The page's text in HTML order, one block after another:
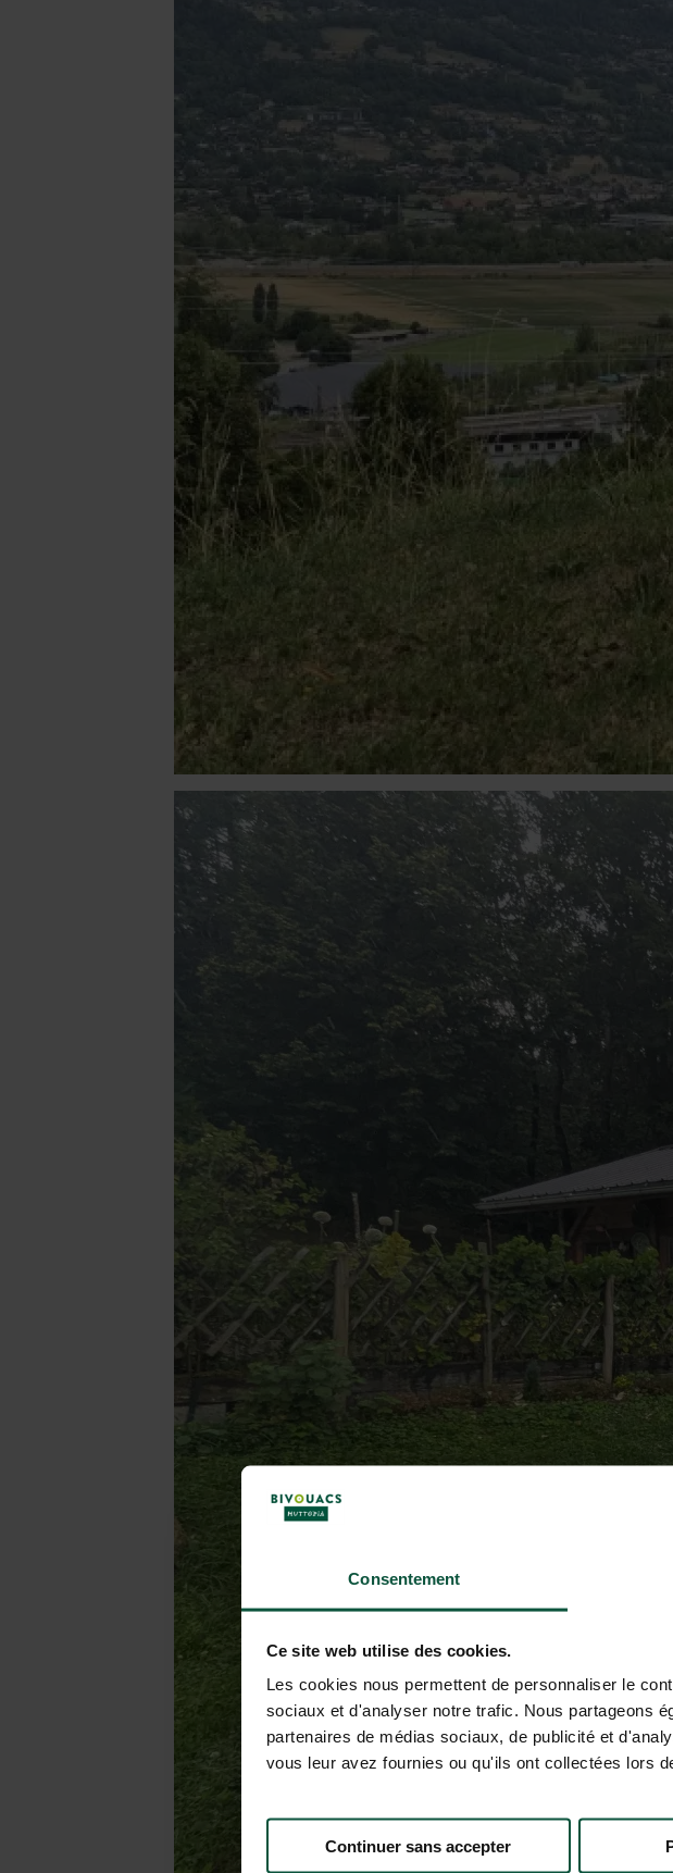
Consentement
Ce site web utilise des cookies.
Les cookies nous permettent de personnaliser le
sociaux et d'analyser notre trafic. Nous partageons
partenaires de médias sociaux, de publicité et
vous leur avez fournies ou qu'ils ont collectées lors
Continuer sans accepter